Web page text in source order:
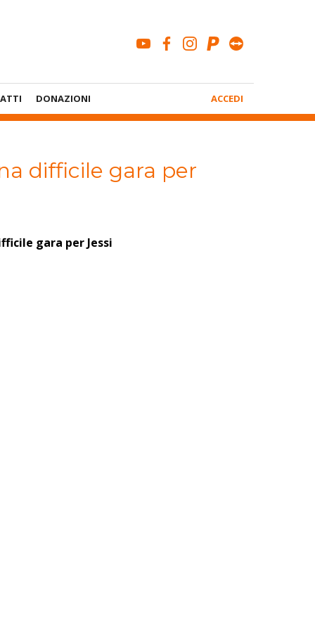
youtubefacebook
instagram
paypal
DONAZIONI
Account
ACCEDI
difficile gara per
gara per Jessi